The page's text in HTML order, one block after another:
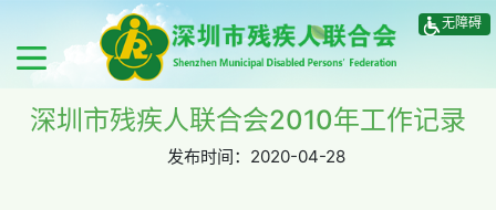
无障碍
深圳市残疾人联合会2010年工作记录
发布时间： 2020-04-28